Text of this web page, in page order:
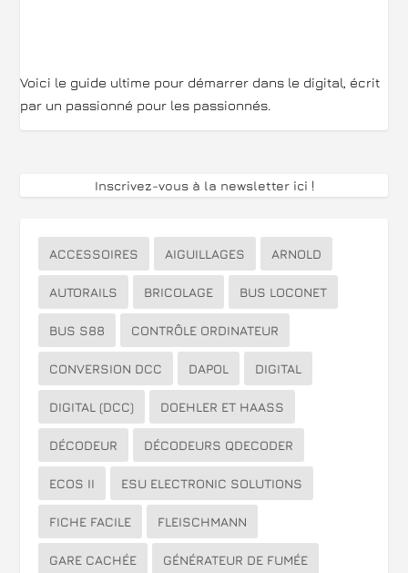
Voici le guide ultime pour démarrer dans le digital, écrit
par un passionné pour les passionnés.
Inscrivez-vous à la newsletter ici !
ACCESSOIRES AIGUILLAGES ARNOLD
AUTORAILS BRICOLAGE BUS LOCONET
BUS S88 CONTRÔLE ORDINATEUR
CONVERSION DCC DAPOL DIGITAL
DIGITAL (DCC) DOEHLER ET HAASS
DÉCODEUR DÉCODEURS QDECODER
ECOS II ESU ELECTRONIC SOLUTIONS
FICHE FACILE FLEISCHMANN
GARE CACHÉE GÉNÉRATEUR DE FUMÉE